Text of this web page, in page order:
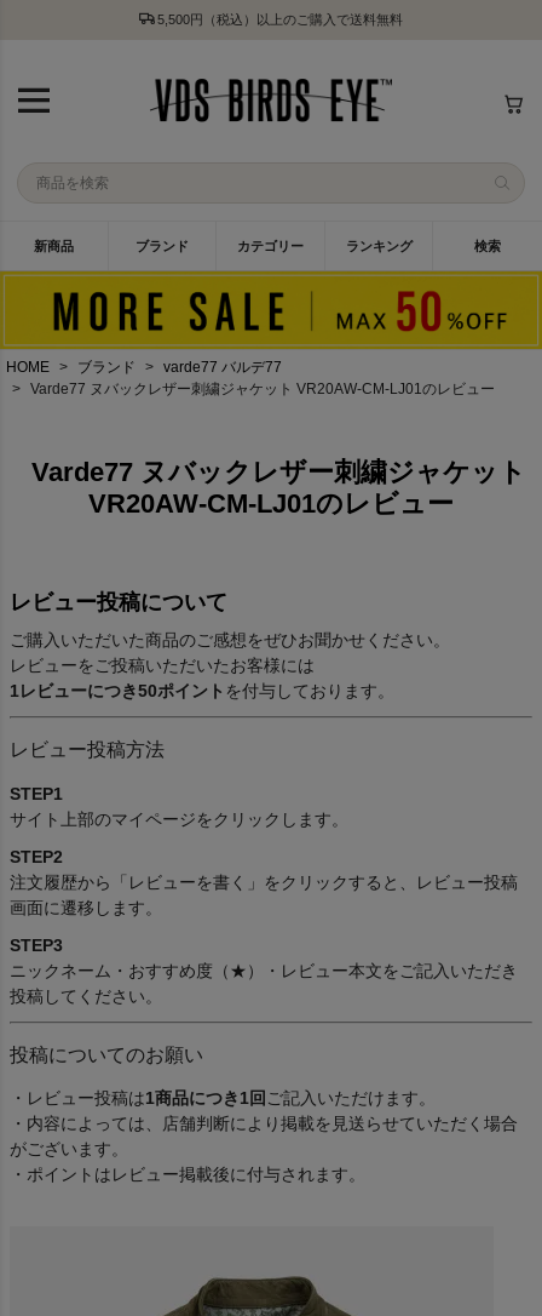
5,500円（税込）以上のご購入で送料無料
新商品 ブランド カテゴリー ランキング 検索
HOME ブランド
varde77 バルデ77
Varde77 ヌバックレザー刺繍ジャケット VR20AW-CM-LJ01のレビュー
Varde77 ヌバックレザー刺繍ジャケット
VR20AW-CM-LJ01のレビュー
レビュー投稿について
ご購入いただいた商品のご感想をぜひお聞かせください。
レビューをご投稿いただいたお客様には
1レビューにつき50ポイント を付与しております。
レビュー投稿方法
STEP1
サイト上部のマイページをクリックします。
STEP2
注文履歴から「レビューを書く」をクリックすると、レビュー投稿
画面に遷移します。
STEP3
ニックネーム・おすすめ度（★）・レビュー本文をご記入いただき
投稿してください。
投稿についてのお願い
・レビュー投稿は1商品につき1回 ご記入いただけます。
・内容によっては、店舗判断により掲載を見送らせていただく場合
がございます。
・ポイントはレビュー掲載後に付与されます。